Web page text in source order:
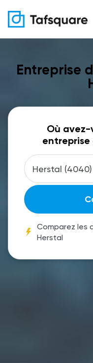
Entreprise
Où avez-
entreprise
Comparez les
Herstal